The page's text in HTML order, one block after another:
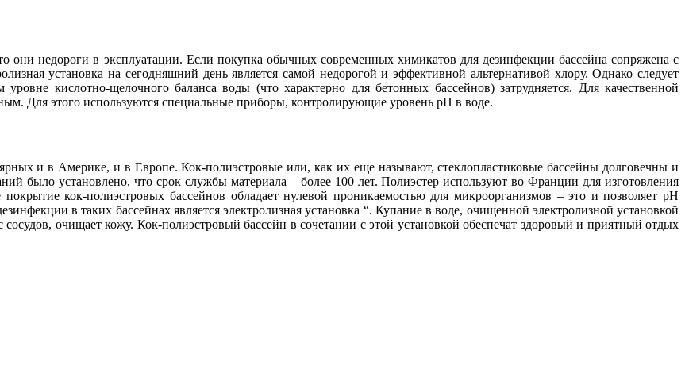
они недороги в эксплуатации. Если покупка обычных современных химикатов для дезинфекции бассейна сопряжена с
установка на сегодняшний день является самой недорогой и эффективной альтернативой хлору. Однако следует
кислотно-щелочного баланса воды (что характерно для бетонных бассейнов) затрудняется. Для качественной
Для этого используются специальные приборы, контролирующие уровень pH в воде.
и в Америке, и в Европе. Кок-полиэстровые или, как их еще называют, стеклопластиковые бассейны долговечны и
было установлено, что срок службы материала – более 100 лет. Полиэстер используют во Франции для изготовления
кок-полиэстровых бассейнов обладает нулевой проникаемостью для микроорганизмов – это и позволяет pH
в таких бассейнах является электролизная установка “. Купание в воде, очищенной электролизной установкой
очищает кожу. Кок-полиэстровый бассейн в сочетании с этой установкой обеспечат здоровый и приятный отдых